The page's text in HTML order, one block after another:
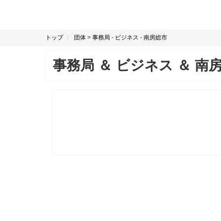
トップ 団体 > 事務局 - ビジネス - 南房総市
事務局 ＆ ビジネス ＆ 南